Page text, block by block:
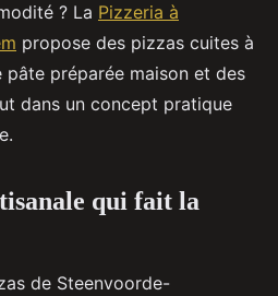
? La Pizzeria à
propose des pizzas cuites à
pâte préparée maison et des
dans un concept pratique
qui fait la
de Steenvoorde-